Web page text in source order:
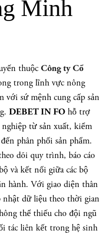
Minh
thuộc Công ty Cổ
trong lĩnh vực nông
với sứ mệnh cung cấp sản
DEBET IN FO hỗ trợ
từ sản xuất, kiểm
phân phối sản phẩm.
dõi quy trình, báo cáo
và kết nối giữa các bộ
hành. Với giao diện thân
nhật dữ liệu theo thời gian
thể thiếu cho đội ngũ
tác liên kết trong hệ sinh